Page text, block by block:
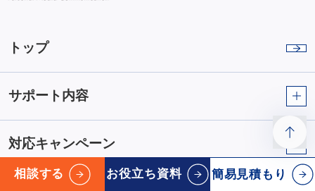
トップ
サポート内容
対応キャンペーン
相談する お役立ち資料 簡易見積もり